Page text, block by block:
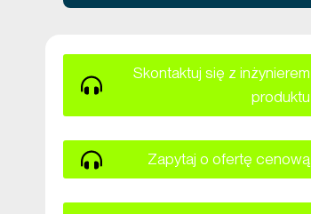
Skontaktuj się z inżynierem
produktu
Zapytaj o ofertę cenową